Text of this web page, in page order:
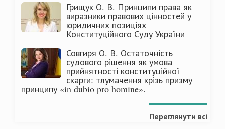
Грищук О. В. Принципи права як
виразники правових цінностей у
юридичних позиціях
Конституційного Суду України
Совгиря О. В. Остаточність
судового рішення як умова
прийнятності конституційної
скарги: тлумачення крізь призму
принципу «in dubio pro homine».
Переглянути всі